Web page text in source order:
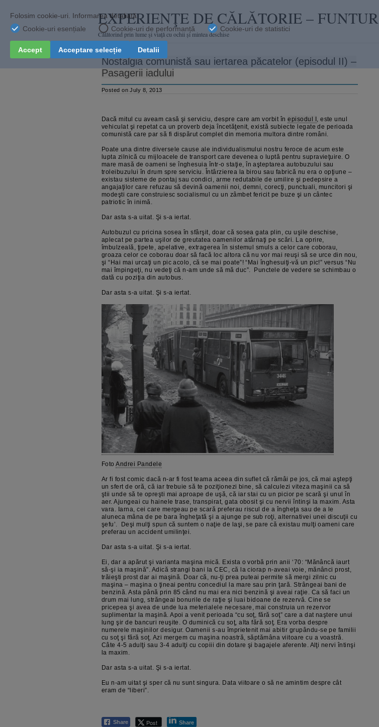
EXPERIENŢE DE CĂLĂTORIE – FUNTUR
Călătorind prin lume şi viaţă cu ochii și mintea deschise
Nostalgia comunistă sau iertarea păcatelor (episodul II) –
Pasagerii iadului
Posted on July 8, 2013
Dacă mitul cu aveam casă şi serviciu, despre care am vorbit înepisodul I , este unul
vehiculat şi repetat ca un proverb deja încetăţenit, există subiecte legate de perioada
comunistă care par să fi dispărut complet din memoria multora dintre români.
Poate una dintre diversele cause ale individualismului nostru feroce de acum este
lupta zilnică cu mijloacele de transport care devenea o luptă pentru supravieţuire. O
mare masă de oameni se înghesuia într-o staţie, în aşteptarea autobuzului sau
troleibuzului în drum spre serviciu. Întârzierea la birou sau fabrică nu era o opţiune –
existau sisteme de pontaj sau condici, arme redutabile de umilire şi pedepsire a
angajaţilor care refuzau să devină oamenii noi, demni, corecţi, punctuali, muncitori şi
modeşti care construiesc socialismul cu un zâmbet fericit pe buze şi un cântec
patriotic în inimă.
Dar asta s-a uitat. Şi s-a iertat.
Autobuzul cu pricina sosea în sfârşit, doar că sosea gata plin, cu uşile deschise,
aplecat pe partea uşilor de greutatea oamenilor atârnaţi pe scări. La oprire,
îmbulzeală, ţipete, apelative, extragerea în sistemul smuls a celor care coborau,
groaza celor ce coborau doar să facă loc altora că nu vor mai reuşi să se urce din nou,
şi “Hai mai urcaţi un pic acolo, că se mai poate”! “Mai înghesuiţi-vă un pic!” versus “Nu
mai împingeţi, nu vedeţi că n-am unde să mă duc”. Punctele de vedere se schimbau o
dată cu poziţia din autobus.
Dar asta s-a uitat. Şi s-a iertat.
FotoAndrei Pandele
Ar fi fost comic dacă n-ar fi fost teama aceea din suflet că rămâi pe jos, că mai aştepţi
un sfert de oră, că iar trebuie să te poziţionezi bine, să calculezi viteza maşinii ca să
ştii unde să te opreşti mai aproape de uşă, că iar stai cu un picior pe scară şi unul în
aer. Ajungeai cu hainele trase, transpirat, gata obosit şi cu nervii întinşi la maxim. Asta
vara. Iarna, cei care mergeau pe scară preferau riscul de a îngheţa sau de a le
aluneca mâna de pe bara îngheţată şi a ajunge pe sub roţi, alternativei unei discuţii cu
şefu’. Deşi mulţi spun că suntem o naţie de laşi, se pare că existau mulţi oameni care
preferau un accident umilinţei.
Dar asta s-a uitat. Şi s-a iertat.
Ei, dar a apărut şi varianta maşina mică. Exista o vorbă prin anii ‘70: “Mănâncă iaurt
să-şi ia maşină”. Adică strangi bani la CEC, că la ciorap n-aveai voie, mănânci prost,
trăieşti prost dar ai maşină. Doar că, nu-ţi prea puteai permite să mergi zilnic cu
maşina – maşina o ţineai pentru concediul la mare sau prin ţară. Strângeai bani de
benzină. Asta până prin 85 când nu mai era nici benzină şi aveai raţie. Ca să faci un
drum mai lung, străngeai bonurile de raţie şi luai bidoane de rezervă. Cine se
pricepea şi avea de unde lua meterialele necesare, mai construia un rezervor
suplimentar la maşină. Apoi a venit perioada “cu soţ, fără soţ” care a dat naştere unui
lung şir de bancuri reuşite. O duminică cu soţ, alta fără soţ. Era vorba despre
numerele maşinilor desigur. Oamenii s-au împrietenit mai abitir grupându-se pe familii
cu soţ şi fără soţ. Azi mergem cu maşina noastră, săptămâna viitoare cu a voastră.
Câte 4-5 adulţi sau 3-4 adulţi cu copiii din dotare şi bagajele aferente. Alţi nervi întinşi
la maxim.
Dar asta s-a uitat. Şi s-a iertat.
Eu n-am uitat şi sper că nu sunt singura. Data viitoare o să ne amintim despre cât
eram de “liberi”.
Share Post Share